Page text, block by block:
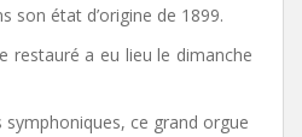
son état d’origine de 1899.
restauré a eu lieu le dimanche
symphoniques, ce grand orgue